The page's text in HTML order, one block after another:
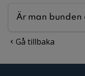
Är man
Gå tillbaka